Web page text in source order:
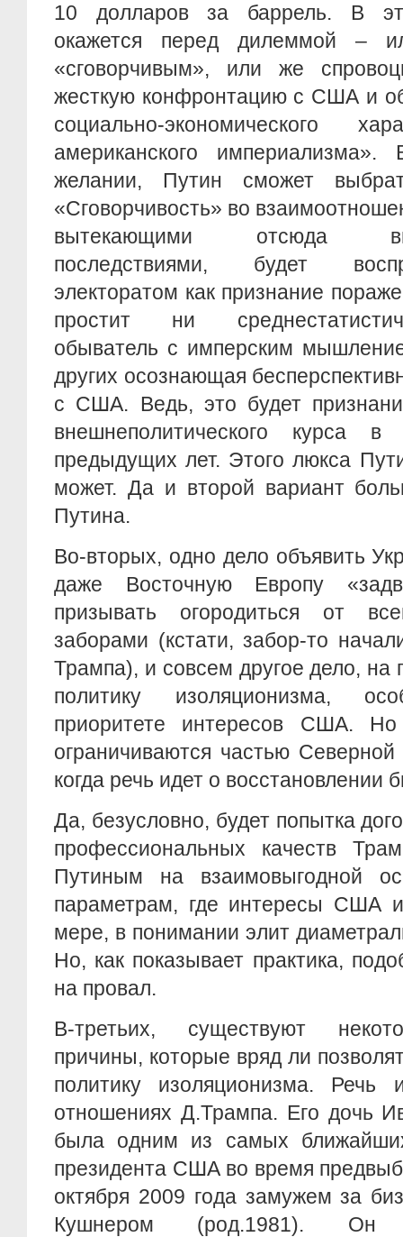
10 долларов за баррель. В
окажется перед дилеммой –
«сговорчивым», или же
жесткую конфронтацию с США и
социально-экономического
американского
желании, Путин сможет
«Сговорчивость» во
вытекающими отсюда
последствиями, будет
электоратом как признание
простит ни
обыватель с имперским
других осознающая
с США. Ведь, это будет
внешнеполитического курса
предыдущих лет. Этого люкса
может. Да и второй вариант
Путина.
Во-вторых, одно дело объявить
даже Восточную Европу
призывать огородиться от
заборами (кстати, забор-то
Трампа), и совсем другое дело, на
политику изоляционизма,
приоритете интересов США.
ограничиваются частью
когда речь идет о восстановлении
Да, безусловно, будет попытка
профессиональных качеств
Путиным на взаимовыгодной
параметрам, где интересы США
мере, в понимании элит
Но, как показывает практика,
на провал.
В-третьих, существуют
причины, которые вряд ли
политику изоляционизма. Речь
отношениях Д.Трампа. Его дочь
была одним из самых
президента США во время
октября 2009 года замужем за
Кушнером (род.1981). Он